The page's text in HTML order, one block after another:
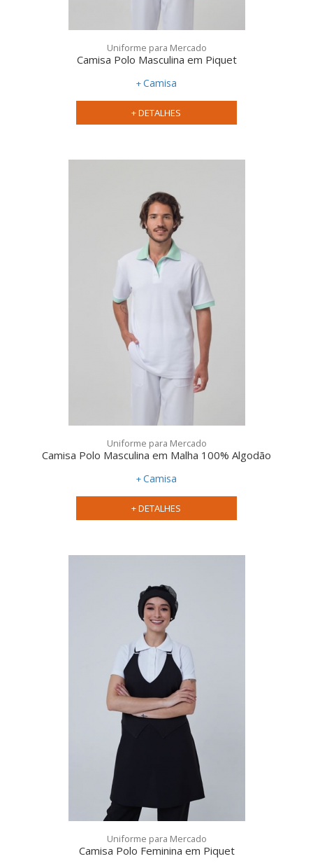
Uniforme para Mercado
Camisa Polo Masculina em Piquet
Camisa
+ DETALHES
Uniforme para Mercado
Camisa Polo Masculina em Malha 100% Algodão
Camisa
+ DETALHES
Uniforme para Mercado
Camisa Polo Feminina em Piquet